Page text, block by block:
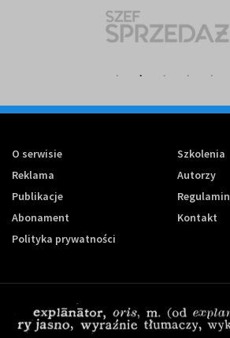
O serwisie
Szkolenia
Reklama
Autorzy
Publikacje
Regulamin
Abonament
Kontakt
Polityka prywatności